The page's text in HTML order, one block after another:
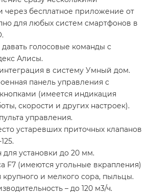
через бесплатное приложение от
для любых систем смартфонов в
голосовые команды с
Алисы.
в систему Умный дом.
панель управления с
(имеется индикация
скорости и других настроек).
управления.
устаревших приточных клапанов
для установки до 20 мм.
F7 (имеются угольные вкрапления)
крупного и мелкого сора, пыльцы.
– до 120 м3/ч.